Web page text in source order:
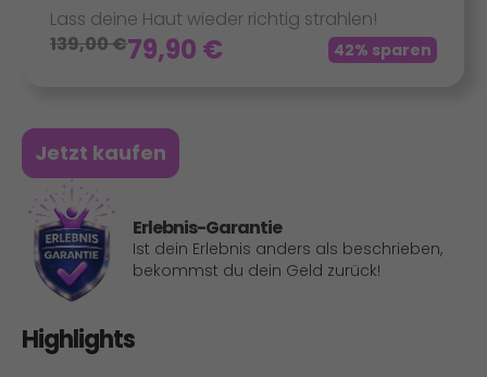
Lass deine Haut wieder richtig strahlen!
139,00€79,90 € 42% sparen
Jetzt kaufen
Erlebnis-Garantie
Ist dein Erlebnis anders als beschrieben,
bekommst du dein Geld zurück!
Highlights